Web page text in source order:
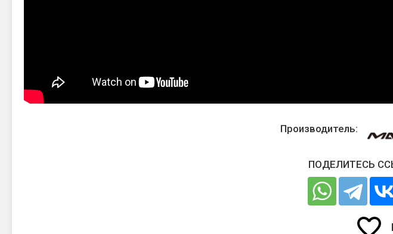
Производитель:
ПОДЕЛИТЕСЬ